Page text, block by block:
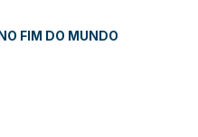
FIM DO MUNDO